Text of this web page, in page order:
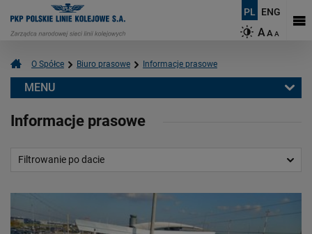
PL ENG
AAA
O Spółce Biuro prasowe Informacje prasowe
Informacje prasowe
Filtrowanie po dacie
MENU
Aktualności
Multimedia